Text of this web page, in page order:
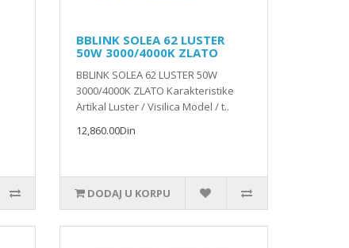
BBLINK SOLEA 62 LUSTER
50W 3000/4000K ZLATO
BBLINK SOLEA 62 LUSTER 50W
3000/4000K ZLATO Karakteristike
Artikal Luster / Visilica Model / t..
12,860.00Din
DODAJ U KORPU